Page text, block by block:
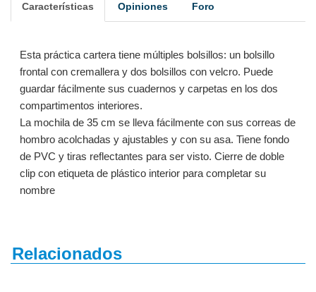
Características Opiniones Foro
Esta práctica cartera tiene múltiples bolsillos: un bolsillo
frontal con cremallera y dos bolsillos con velcro. Puede
guardar fácilmente sus cuadernos y carpetas en los dos
compartimentos interiores.
La mochila de 35 cm se lleva fácilmente con sus correas de
hombro acolchadas y ajustables y con su asa. Tiene fondo
de PVC y tiras reflectantes para ser visto. Cierre de doble
clip con etiqueta de plástico interior para completar su
nombre
Relacionados